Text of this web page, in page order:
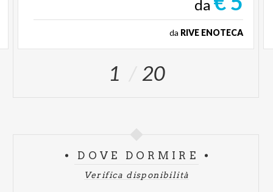
da
da RIVE ENOTECA
1 20
DOVE DORMIRE
Verifica disponibilità